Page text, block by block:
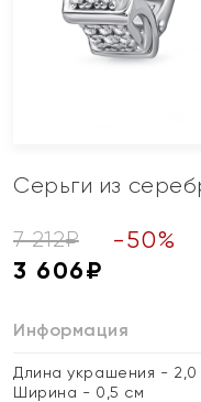
Серьги из
7 212₽ -50%
3 606₽
Информация
Длина украшения - 2,0
Ширина - 0,5 см